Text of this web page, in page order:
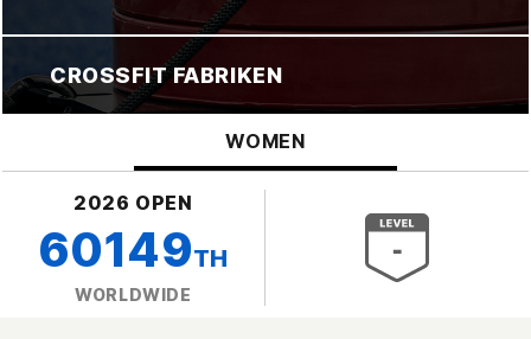
CROSSFIT FABRIKEN
WOMEN
2026 OPEN
60149TH
WORLDWIDE